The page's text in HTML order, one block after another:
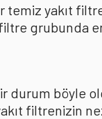
temiz yakıt
filtre grubunda
durum böyle
filtrenizin